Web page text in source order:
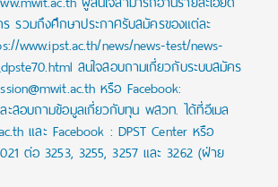
รวมถึงศึกษาประกาศรับสมัครของแต่ละ
www.ipst.ac.th/news/news-test/news-
สนใจสอบถามเกี่ยวกับระบบสมัคร
หรือ Facebook:
ะสอบถามข้อมูลเกี่ยวกับทุน พสวท. ได้ที่อีเมล
และ Facebook : DPST Center หรือ
ต่อ 3253, 3255, 3257 และ 3262 (ฝ่าย